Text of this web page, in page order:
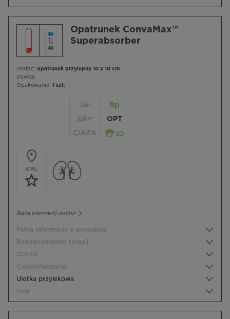
Opatrunek ConvaMax™
Superabsorber
Postać: opatrunek przylepny 10 x 10 cm
Dawka:
Opakowanie: 1 szt.
18
65+
CIĄŻA
Rp
OPT
KML
Baza interakcji online
Pełna informacja o produkcie
Bezpieczeństwo terapii
ICD-10
Ceny/refundacja
Ulotka przylekowa
Inne